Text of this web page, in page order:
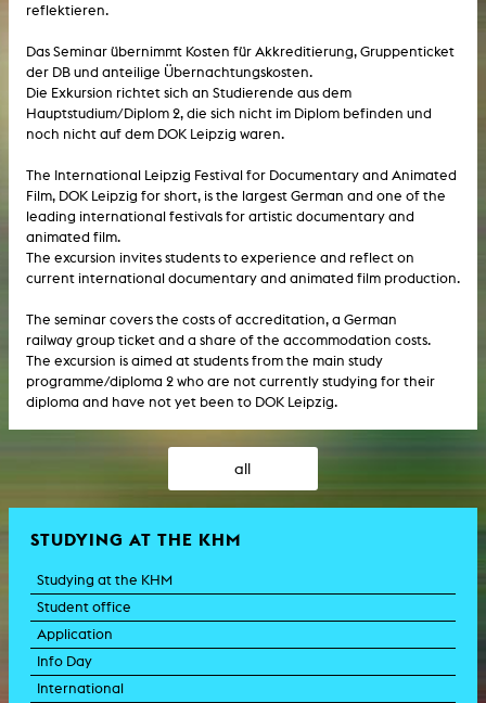
reflektieren.
Das Seminar übernimmt Kosten für Akkreditierung, Gruppenticket
der DB und anteilige Übernachtungskosten.
Die Exkursion richtet sich an Studierende aus dem
Hauptstudium/Diplom 2, die sich nicht im Diplom befinden und
noch nicht auf dem DOK Leipzig waren.
The International Leipzig Festival for Documentary and Animated
Film, DOK Leipzig for short, is the largest German and one of the
leading international festivals for artistic documentary and
animated film.
The excursion invites students to experience and reflect on
current international documentary and animated film production.
The seminar covers the costs of accreditation, a German
railway group ticket and a share of the accommodation costs.
The excursion is aimed at students from the main study
programme/diploma 2 who are not currently studying for their
diploma and have not yet been to DOK Leipzig.
all
STUDYING AT THE KHM
Studying at the KHM
Student office
Application
Info Day
International